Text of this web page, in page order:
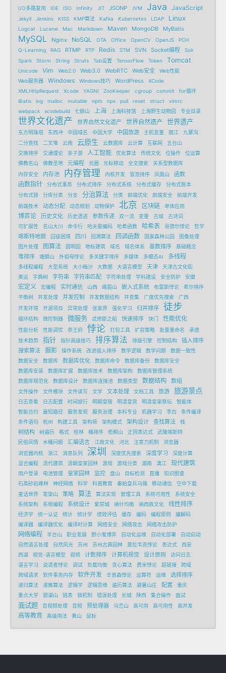
I/O多路复用
IDE ISO Infinity JIT JSONP JVM Java JavaScript
Jekyll Jenkins KISS KMP算法 Kafka Kubernetes LDAP Linux
Logcat Lucene Mac Markdown Maven MongoDB MyBatis
MySQL Nginx NoSQL OTA Office OpenCV OpenJS
PCH
Q-Learning
RAG RTMP RTP Redis STM SVN Socket编程
Solr
Spark
Storm String Struts Tab设置 TensorFlow Token Tomcat
Unicode Vim Web2.0 Web3.0 WebRTC Web安全
Web性能
Web服务器
Windows Windows技巧 WordPress
XCode
XMLHttpRequest
Xcode YAGNI ZooKeeper cgroup commit
for循环
iBatis
log malloc mutable npm npx pull reset struct
vimrc
webpack
xcodebuild 七娘山 上海 上海科技馆 上海野生动物园 专业目录
世界文化遗产 世界自然文化遗产 世界自然遗产 世界遗产
东方明珠塔 东西冲 中国域名 中国大学 中国旅游 主机变量 丽江
九寨沟
二分查找
二叉堆 云南 云原生 云数据库 云计算 互联网
五台山
交换排序
交通理论 亲子游 人工智能 优化算法 传统文化 位操作
位运算
佛教名山
佛教圣地 元编程 光圈 光标移动 全文搜索
关系型数据库
内存安全
内存池 内存管理 内核开发 冒泡排序 凤凰山 函数
函数指针 分布式事务 分布式排序 分布式系统 分布式缓存
分布式账本
分布式锁
分库分表 分支 分治算法 分类 前端优化 前端安全
前端开发
前端技术
动态分配 动态规划 动物保护 北京 区块链 单体应用
博弈论 历史文化 历史遗迹 参数传递 双一流 变量 古城
古诗词
可扩展性
名山大川 命令行 哈夫曼编码 哈希函数 哈希表 哥德尔悖论 哲学
喀斯特地貌 囚徒困境 四川 回溯算法 回调函数 国家森林公园
图像处理
图片处理
图算法 圆明园 地标建筑 域名 域名体系 基数排序 基础概念
堆排序 塘朗山 外祖母悖论 多关键字排序 多媒体 多模态AI 多线程
多线程编程 大型系统 大小梅沙 大数据 大语言模型 天津
天津古文化街
奥运
字典树 字符串 字符串匹配 字符串处理 学科建设 安全防护 安徽
宏定义 宏编程 实时通信 山西 峨眉山 嵌入式系统 布雷斯悖论
希尔排序
平衡树
并发处理 并发控制 并发数据结构 并查集 广度优先搜索
广西
开发环境
开源项目 异常处理 张家界 强化学习 归并排序 徒步
循环结构 微控制器 微服务 忒修斯之船 快速排序 快门 性能优化
性能分析 性能调优 恭王府 悖论 打包工具 扩容策略 批量重命名
承德
技术趋势
指针 指针高级技巧 排序算法 排版引擎 控制结构
插入排序
搜索算法
摄影 操作系统 改进插入排序 数学逻辑 数学问题
数据一致性
数据安全
数据库 数据库优化 数据库命令 数据库备份
数据库安全
数据库安装
数据库扩展 数据库技术 数据库架构
数据库管理系统
数据库规范化
数据库设计 数据库连接池 数据类型 数据结构 数组
文件操作 文件模块 文件读写 文学 文本处理 文档工具 旅游 旅游景点
日志查看 日志配置 时间旅行 明朝皇陵 明清皇宫 明清皇家祭坛
智能体
智能合约
最短路径 服务发现 服务治理 本科专业 机器学习 李白
条件编译
条件语句
杭州 构建工具 架构师 架构模式 架构设计 查找算法 栈
树结构 树遍历 格式 桂林 桶排序 梧桐山 正则表达式
武隆喀斯特
民俗风情
水桶问题 汇编语言 江南文化 河北 注意力机制
浏览器
浏览器内核
浙江 消息队列 深圳 深度优先搜索 深度学习
深度计算
混合编程
清代建筑 清朝皇家园林 游戏 游戏分类 湖南 漓江 现代建筑
用户登录 电池管理 皇家园林 监控 盘山 目标检测 直播
知识图谱
石英砂岩峰林
神经网络 科学 科普教育 秦始皇兵马俑 移动通信
空中下载
童话世界
笔架山 策略 算法 算法实现 管理工具 系统可用性
系统安全
系统架构
系统编程 系统设计 紫禁城 纳什均衡 纳西族文化 线性排序
经济学 统一认证 统计 统计学 绩效评估 缓存 编码 编程原则
编解码
编译器
编译器优化 编译时计算 网络安全 网络攻击 网络攻击防护
网络编程 羊台山 职业发展 胆小鬼博弈 自动化运维 自动化部署
自动启动
自然语言处理
自然风光 苏州 苏州古典园林 莫拉韦克悖论 表达式
西安
西湖
视觉-语言模型 视频 计数排序 计算机视觉 设计原则
访问日志
语言学习
说谎者悖论 调试 负载均衡 贪心算法 费米悖论 超链接
跨域
跨域请求
软件事务内存 软件开发 辛普森悖论 运算符 运维 选择排序
递归算法 递推算法 逻辑学 逻辑思维 遍历算法 避暑山庄 配置
重庆
重点大学
银湖山 链表 锁机制 错误处理 长城 陕西 集合操作 面试
面试题 音视频处理 音频 预处理器 马峦山 高可用 高可用性 高并发
高等教育 高级用法 黄山 鼠标